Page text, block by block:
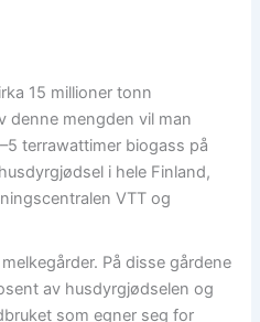
15 millioner tonn
denne mengden vil man
terrawattimer biogass på
i hele Finland,
VTT og
På disse gårdene
av husdyrgjødselen og
som egner seg for